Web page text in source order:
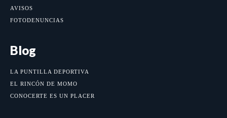
AVISOS
FOTODENUNCIAS
Blog
LA PUNTILLA DEPORTIVA
EL RINCÓN DE MOMO
CONOCERTE ES UN PLACER